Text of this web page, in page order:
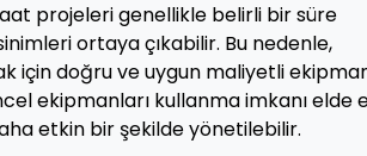
projeleri genellikle belirli bir süre
ortaya çıkabilir. Bu nedenle,
için doğru ve uygun maliyetli
ekipmanları kullanma imkanı elde
etkin bir şekilde yönetilebilir.